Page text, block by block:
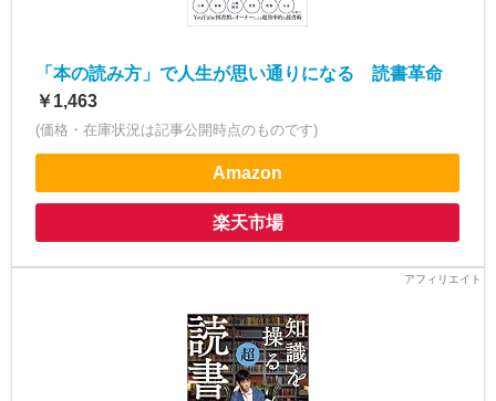
「本の読み方」で人生が思い通りになる 読書革命
￥1,463
(価格・在庫状況は記事公開時点のものです)
Amazon
楽天市場